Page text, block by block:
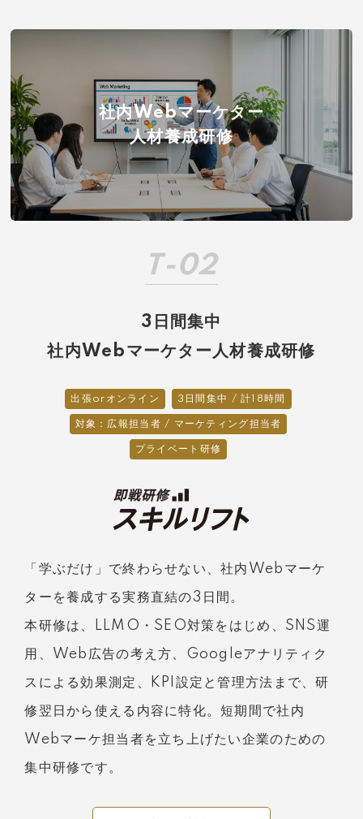
社内Webマーケター
人材養成研修
T-02
3日間集中
社内Webマーケター人材養成研修
出張orオンライン 3日間集中 / 計18時間
対象：広報担当者 / マーケティング担当者
プライベート研修
「学ぶだけ」で終わらせない、社内Webマーケ
ターを養成する実務直結の3日間。
本研修は、LLMO・SEO対策をはじめ、SNS運
用、Web広告の考え方、Googleアナリティク
スによる効果測定、KPI設定と管理方法まで、研
修翌日から使える内容に特化。短期間で社内
Webマーケ担当者を立ち上げたい企業のための
集中研修です。